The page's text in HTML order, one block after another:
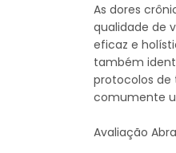
As dores
qualidade de
eficaz e
também
protocolos de
comumente
Avaliação